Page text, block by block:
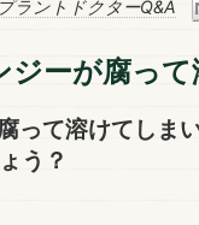
プラントドクターQ&A
ジーが腐っ
って溶けてしま
う？